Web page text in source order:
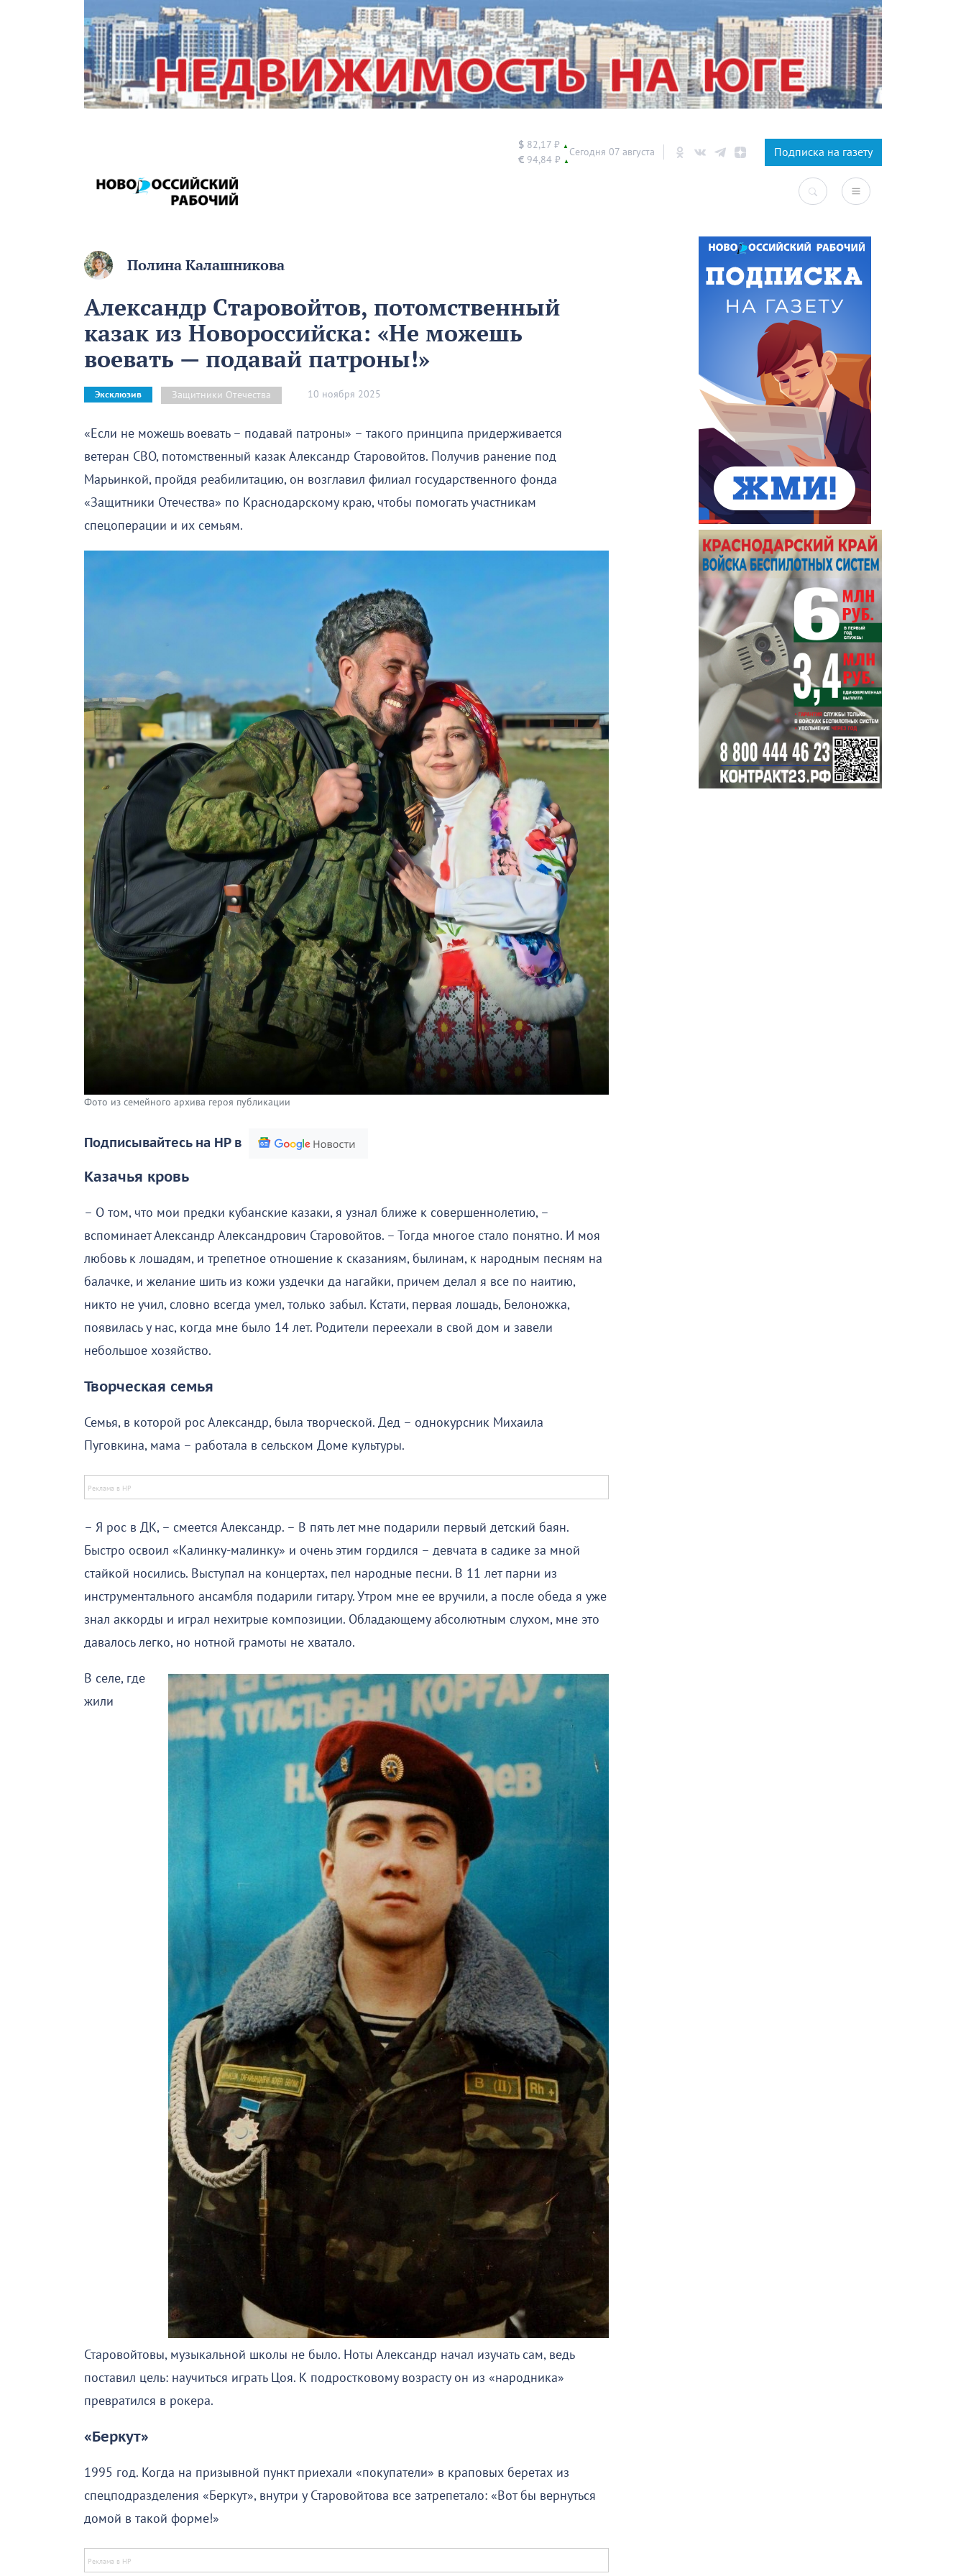
$ 82,17 ₽ ▲
€ 94,84 ₽ ▲
Сегодня 07 августа Подписка на газету
Полина Калашникова
Александр Старовойтов, потомственный
казак из Новороссийска: «Не можешь
воевать — подавай патроны!»
Эксклюзив Защитники Отечества 10 ноября 2025
«Если не можешь воевать – подавай патроны» – такого принципа придерживается
ветеран СВО, потомственный казак Александр Старовойтов. Получив ранение под
Марьинкой, пройдя реабилитацию, он возглавил филиал государственного фонда
«Защитники Отечества» по Краснодарскому краю, чтобы помогать участникам
спецоперации и их семьям.
Фото из семейного архива героя публикации
Подписывайтесь на НР в
Казачья кровь
– О том, что мои предки кубанские казаки, я узнал ближе к совершеннолетию, –
вспоминает Александр Александрович Старовойтов. – Тогда многое стало понятно. И моя
любовь к лошадям, и трепетное отношение к сказаниям, былинам, к народным песням на
балачке, и желание шить из кожи уздечки да нагайки, причем делал я все по наитию,
никто не учил, словно всегда умел, только забыл. Кстати, первая лошадь, Белоножка,
появилась у нас, когда мне было 14 лет. Родители переехали в свой дом и завели
небольшое хозяйство.
Творческая семья
Семья, в которой рос Александр, была творческой. Дед – однокурсник Михаила
Пуговкина, мама – работала в сельском Доме культуры.
– Я рос в ДК, – смеется Александр. – В пять лет мне подарили первый детский баян.
Быстро освоил «Калинку-малинку» и очень этим гордился – девчата в садике за мной
стайкой носились. Выступал на концертах, пел народные песни. В 11 лет парни из
инструментального ансамбля подарили гитару. Утром мне ее вручили, а после обеда я уже
знал аккорды и играл нехитрые композиции. Обладающему абсолютным слухом, мне это
давалось легко, но нотной грамоты не хватало.
В селе, где
жили
Старовойтовы, музыкальной школы не было. Ноты Александр начал изучать сам, ведь
поставил цель: научиться играть Цоя. К подростковому возрасту он из «народника»
превратился в рокера.
«Беркут»
1995 год. Когда на призывной пункт приехали «покупатели» в краповых беретах из
спецподразделения «Беркут», внутри у Старовойтова все затрепетало: «Вот бы вернуться
домой в такой форме!»